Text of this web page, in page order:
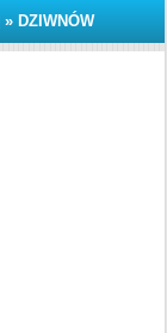
» DZIWNÓW